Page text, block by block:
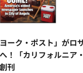
ヨーク・ポスト」がロ
！「カリフォルニア・
刊